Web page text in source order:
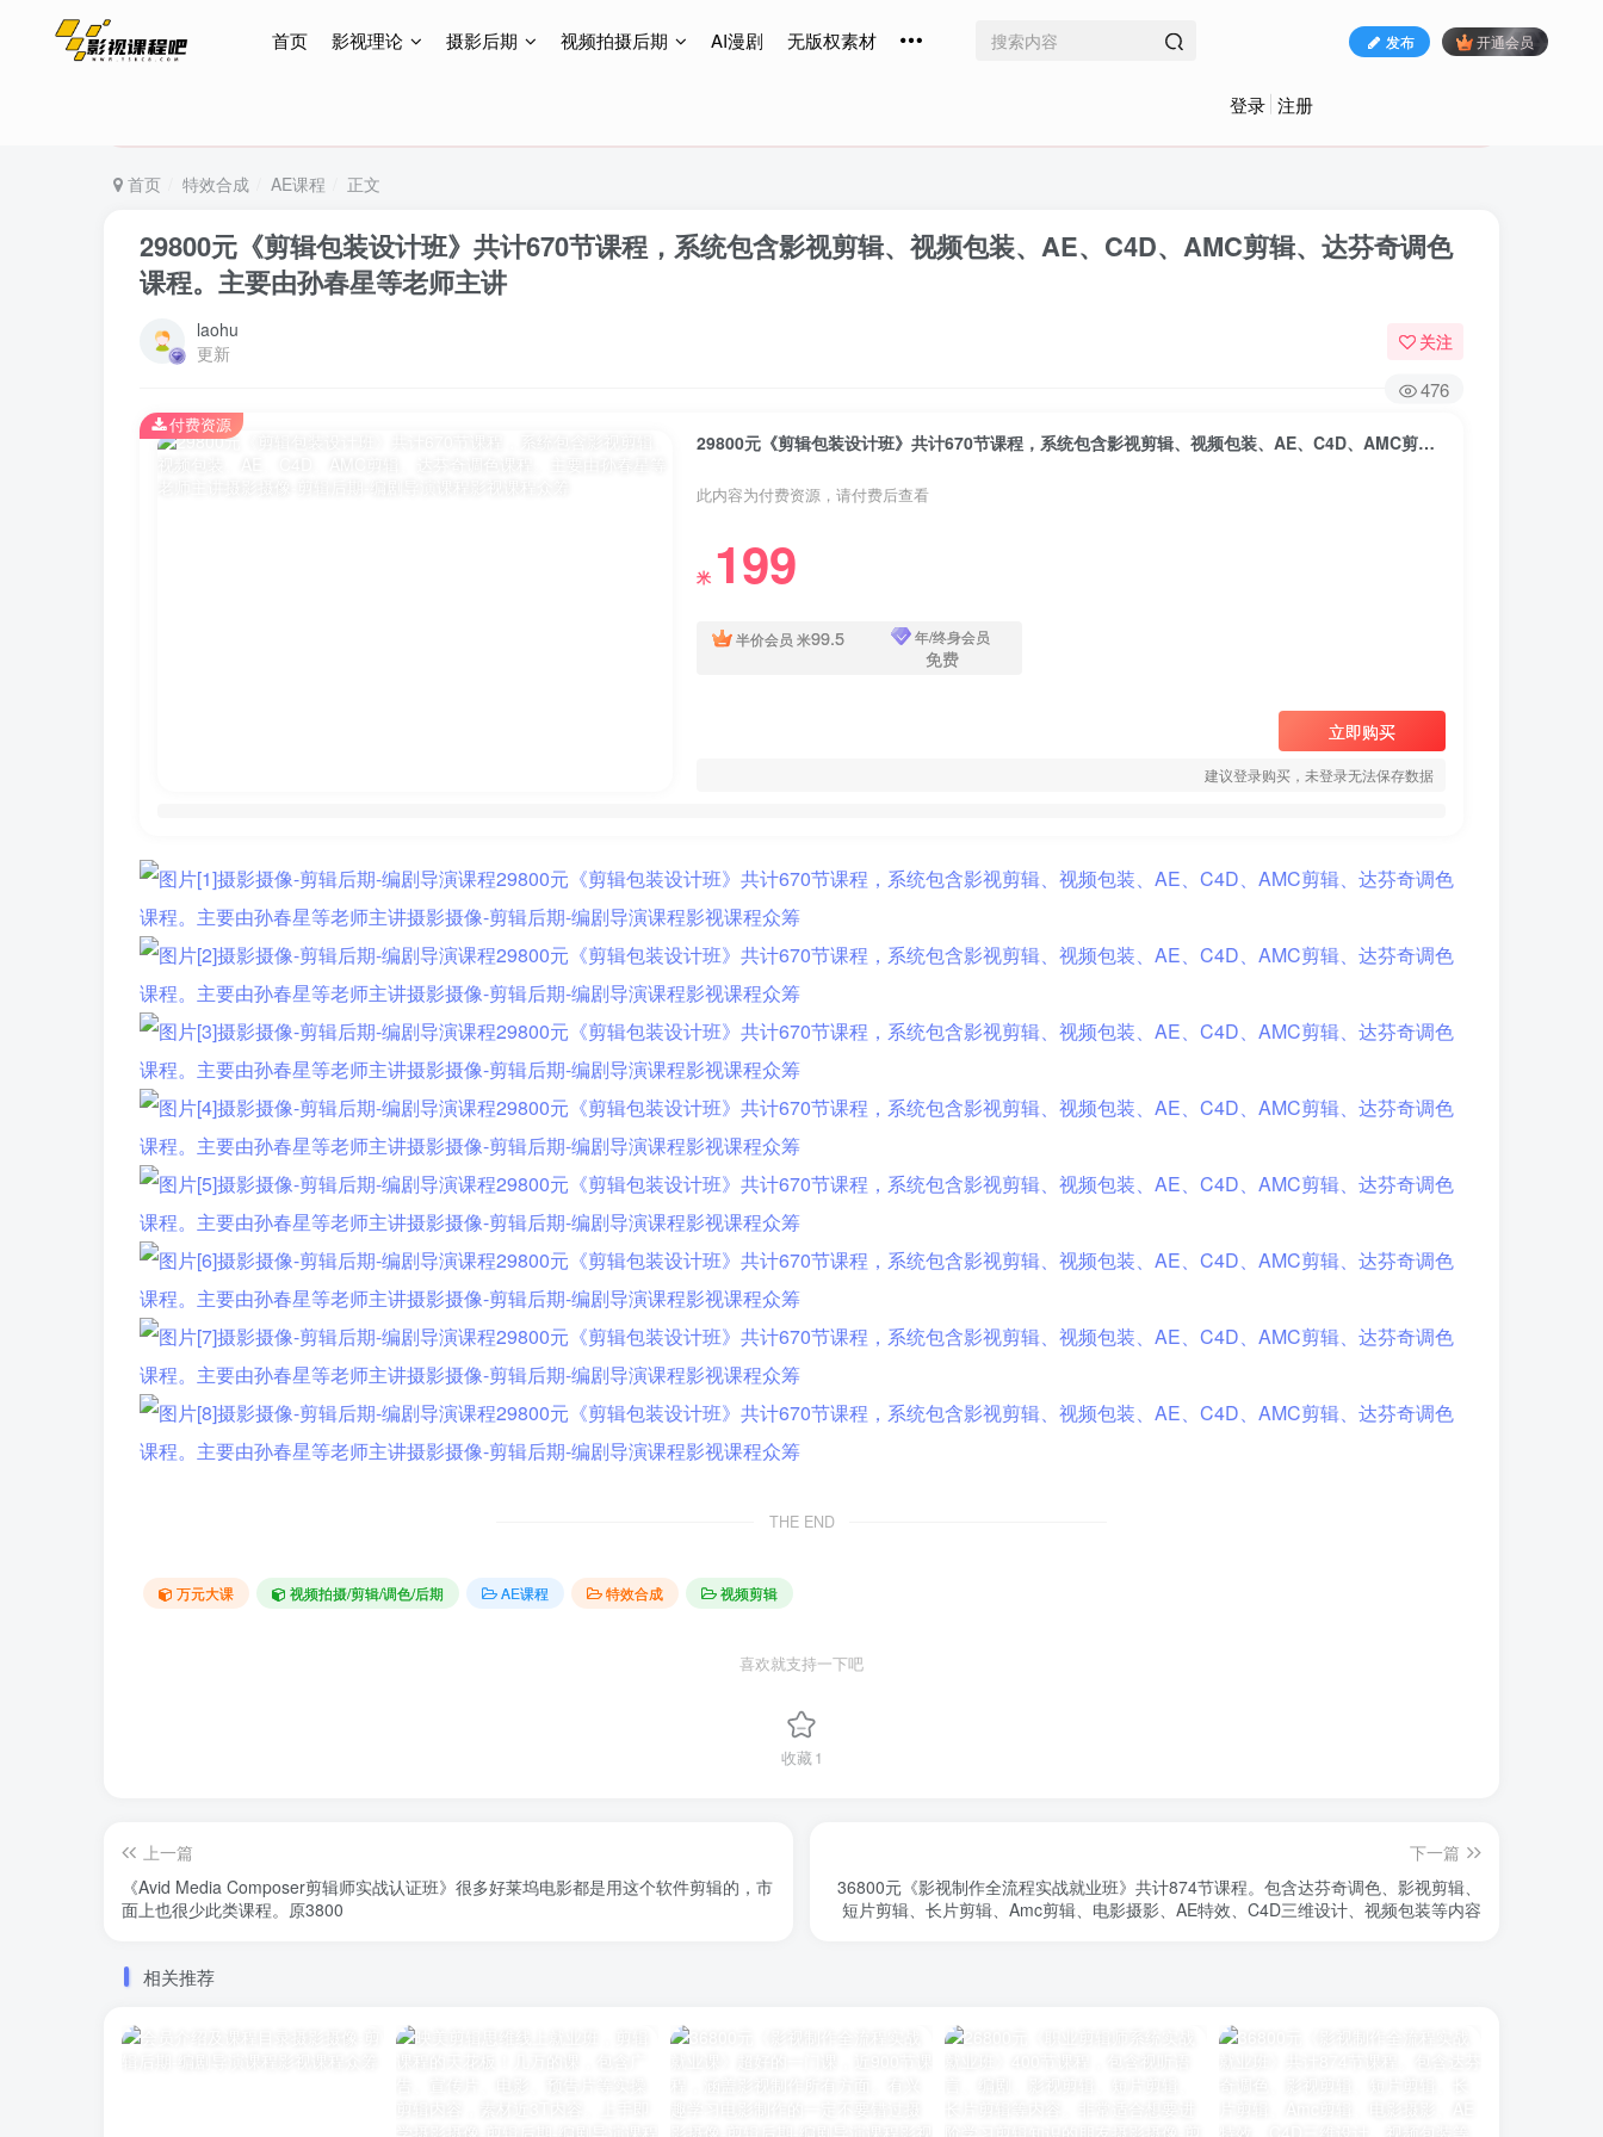
首页 影视理论 摄影后期 视频拍摄后期 AI漫剧 无版权素材 发布 开通会员
登录 注册
特惠终身会员299元，网站所有内容都可观看，终身免费更新
首页 特效合成 AE课程 正文
29800元《剪辑包装设计班》共计670节课程，系统包含影视剪辑、视频包装、AE、C4D、AMC剪辑、达芬奇调色
课程。主要由孙春星等老师主讲
laohu
更新
关注
476
29800元《剪辑包装设计班》共计670节课程，系统包含影视剪辑、视频包装、AE、C4D、AMC剪辑、达芬奇调色课程。主要由孙春星等老师主讲
此内容为付费资源，请付费后查看
米 199
半价会员 米99.5 年/终身会员
免费
立即购买
建议登录购买，未登录无法保存数据
付费资源
THE END
万元大课 视频拍摄/剪辑/调色/后期 AE课程 特效合成 视频剪辑
喜欢就支持一下吧
收藏1
上一篇
《Avid Media Composer剪辑师实战认证班》很多好莱坞电影都是用这个软件剪辑的，市
面上也很少此类课程。原3800
下一篇
36800元《影视制作全流程实战就业班》共计874节课程。包含达芬奇调色、影视剪辑、
短片剪辑、长片剪辑、Amc剪辑、电影摄影、AE特效、C4D三维设计、视频包装等内容
相关推荐